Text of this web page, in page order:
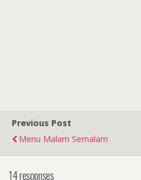
Previous Post
Menu Malam Semalam
14 responses